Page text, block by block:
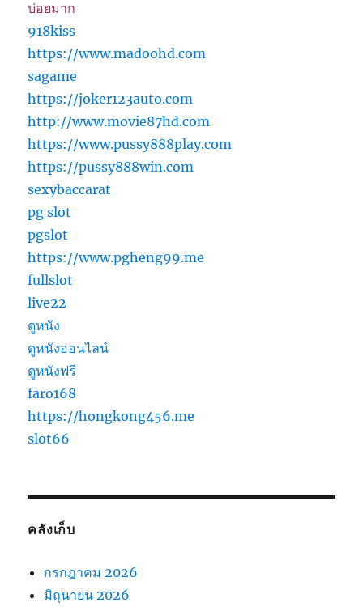
บ่อยมาก
918kiss
https://www.madoohd.com
sagame
https://joker123auto.com
http://www.movie87hd.com
https://www.pussy888play.com
https://pussy888win.com
sexybaccarat
pg slot
pgslot
https://www.pgheng99.me
fullslot
live22
ดูหนัง
ดูหนังออนไลน์
ดูหนังฟรี
faro168
https://hongkong456.me
slot66
คลังเก็บ
กรกฎาคม 2026
มิถุนายน 2026